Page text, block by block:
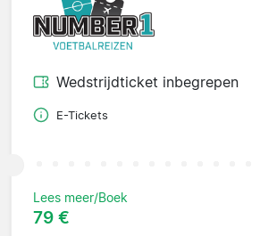
Wedstrijdticket inbegrepen
E-Tickets
Lees meer/Boek
79 €